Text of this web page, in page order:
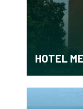
HOTEL